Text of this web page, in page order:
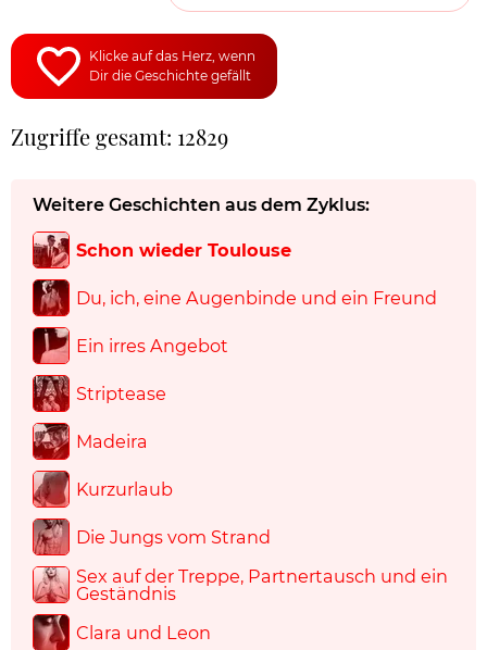
Klicke auf das Herz, wenn
Dir die Geschichte gefällt
Zugriffe gesamt: 12829
Weitere Geschichten aus dem Zyklus:
Schon wieder Toulouse
Du, ich, eine Augenbinde und ein Freund
Ein irres Angebot
Striptease
Madeira
Kurzurlaub
Die Jungs vom Strand
Sex auf der Treppe, Partnertausch und ein
Geständnis
Clara und Leon